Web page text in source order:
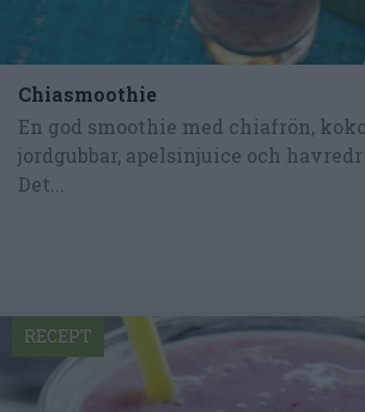
Chiasmoothie
En god smoothie med chiafrön,
jordgubbar, apelsinjuice och
Det...
RECEPT